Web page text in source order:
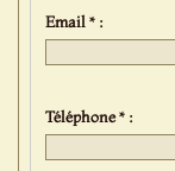
Email * :
Téléphone * :